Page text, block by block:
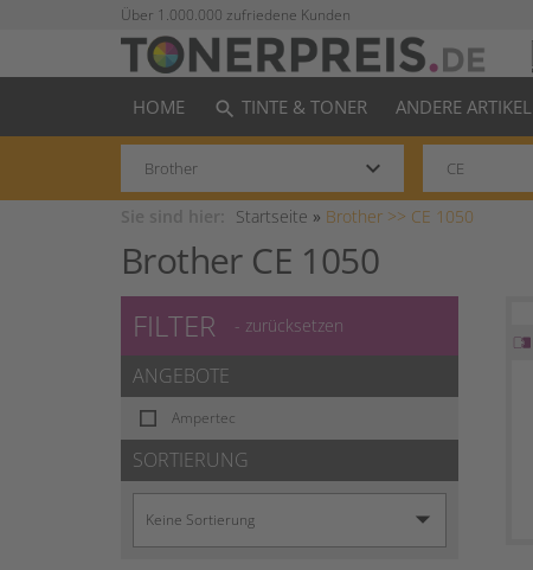
Über 1.000.000 zufriedene Kunden
HOME search TINTE & TONER ANDERE ARTIKEL
keyboard_arrow_down
Startseite » Brother >> CE 1050
Brother CE 1050
FILTER - zurücksetzen
ANGEBOTE
Ampertec
SORTIERUNG